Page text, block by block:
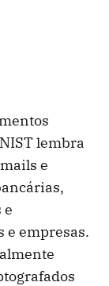
lembra
e
e
e empresas.